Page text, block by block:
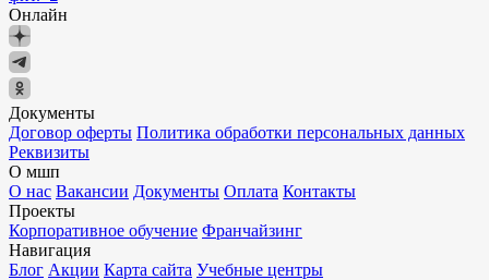
Онлайн
Документы
Договор оферты Политика обработки персональных данных
Реквизиты
О мшп
О нас Вакансии Документы Оплата Контакты
Проекты
Корпоративное обучение Франчайзинг
Навигация
Блог Акции Карта сайта Учебные центры